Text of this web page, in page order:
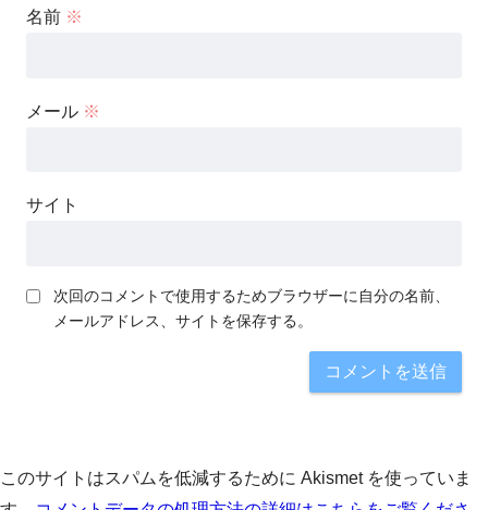
名前 ※
メール ※
サイト
次回のコメントで使用するためブラウザーに自分の名前、
メールアドレス、サイトを保存する。
このサイトはスパムを低減するために Akismet を使っていま